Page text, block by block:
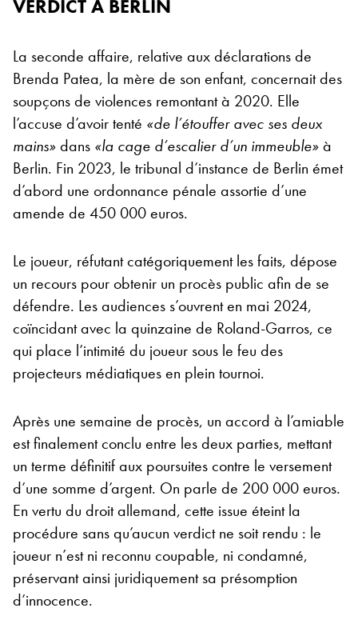
VERDICT À BERLIN
La seconde affaire, relative aux déclarations de
Brenda Patea, la mère de son enfant, concernait des
soupçons de violences remontant à 2020. Elle
l’accuse d’avoir tenté «de l’étouffer avec ses deux
mains»dans «la cage d’escalier d’un immeuble»à
Berlin. Fin 2023, le tribunal d’instance de Berlin émet
d’abord une ordonnance pénale assortie d’une
amende de 450 000 euros.
Le joueur, réfutant catégoriquement les faits, dépose
un recours pour obtenir un procès public afin de se
défendre. Les audiences s’ouvrent en mai 2024,
coïncidant avec la quinzaine de Roland-Garros, ce
qui place l’intimité du joueur sous le feu des
projecteurs médiatiques en plein tournoi.
Après une semaine de procès, un accord à l’amiable
est finalement conclu entre les deux parties, mettant
un terme définitif aux poursuites contre le versement
d’une somme d’argent. On parle de 200 000 euros.
En vertu du droit allemand, cette issue éteint la
procédure sans qu’aucun verdict ne soit rendu : le
joueur n’est ni reconnu coupable, ni condamné,
préservant ainsi juridiquement sa présomption
d’innocence.